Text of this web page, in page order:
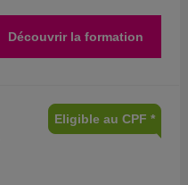
Découvrir la formation
Eligible au CPF *